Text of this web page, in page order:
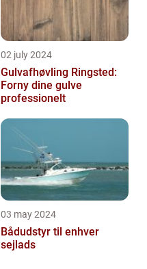
02 july 2024
Gulvafhøvling Ringsted:
Forny dine gulve
professionelt
03 may 2024
Bådudstyr til enhver
sejlads